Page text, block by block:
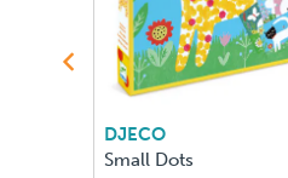
DJECO
Small Dots